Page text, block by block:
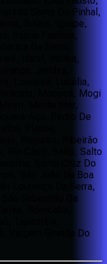
Santo Do Pinhal,
Ibiúna, Iguape,
Inúbia Paulista,
Da Serra,
Itariri, Itatiba,
Jandira,
Louveira, Lucélia,
Mococa, Mogi
Monte Mor,
Açu, Pedro De
Platina,
Registro, Ribeirão
Rio Claro, Salto, Salto
Santa Cruz Do
São João Da Boa
Lourenço Da Serra,
Sebastião Da
Sorocaba,
Tapiratiba,
Vargem Grande Do